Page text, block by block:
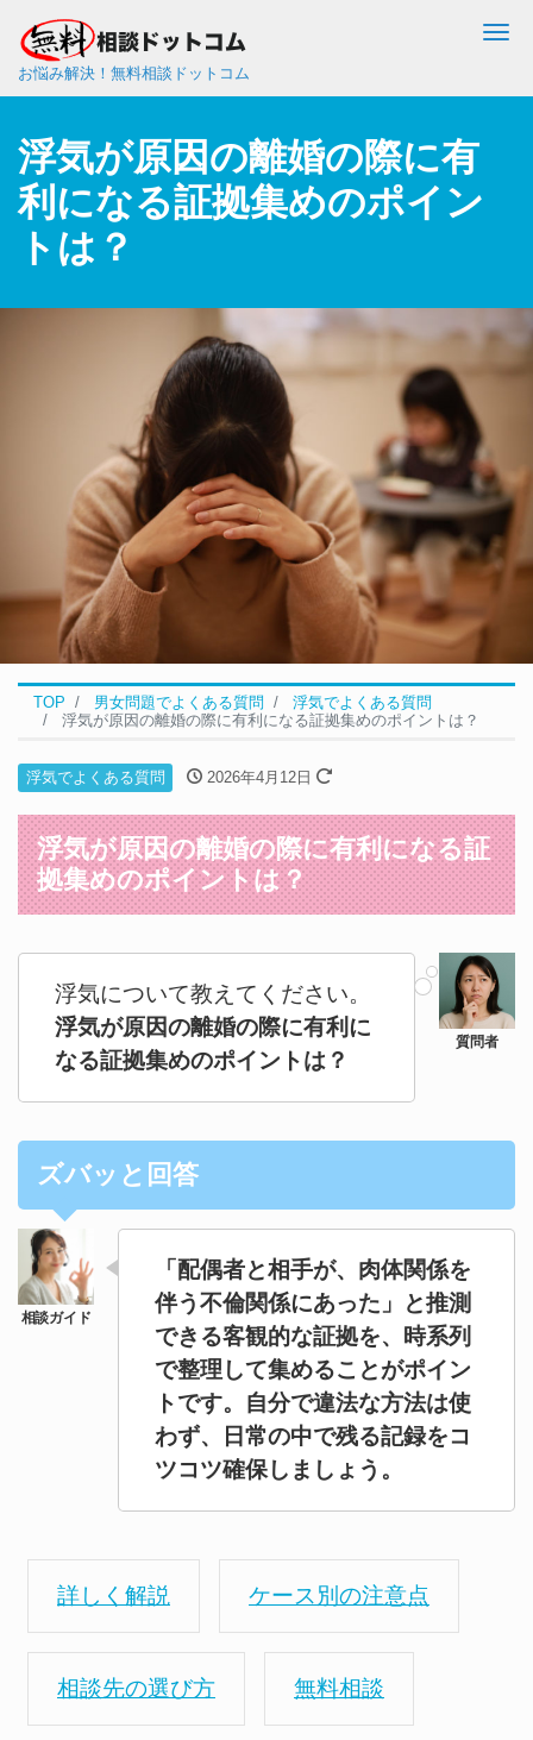
お悩み解決！無料相談ドットコム
浮気が原因の離婚の際に有
利になる証拠集めのポイン
トは？
TOP 男女問題でよくある質問
浮気でよくある質問
浮気が原因の離婚の際に有利になる証拠集めのポイントは？
浮気でよくある質問 2026年4月12日
浮気が原因の離婚の際に有利になる証
拠集めのポイントは？
浮気について教えてください。
浮気が原因の離婚の際に有利に
なる証拠集めのポイントは？
ズバッと回答
「配偶者と相手が、肉体関係を
伴う不倫関係にあった」と推測
できる客観的な証拠を、時系列
で整理して集めることがポイン
トです。自分で違法な方法は使
わず、日常の中で残る記録をコ
ツコツ確保しましょう。
詳しく解説 ケース別の注意点
相談先の選び方 無料相談